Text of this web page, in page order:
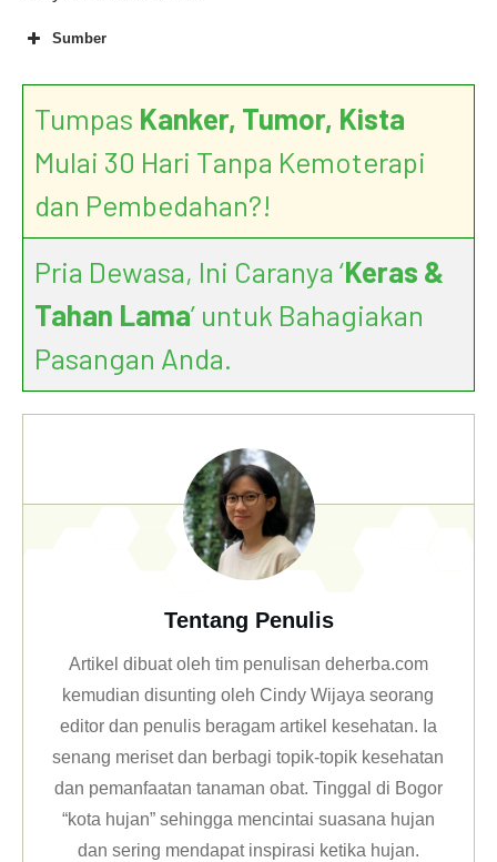
Sumber
7 Health Benefits of Sweet Corn
Best Diet Plan for Anemia
Tumpas Kanker, Tumor, Kista
Mulai 30 Hari Tanpa Kemoterapi
dan Pembedahan?!
Pria Dewasa, Ini Caranya ‘Keras &
Tahan Lama’ untuk Bahagiakan
Pasangan Anda.
Tentang Penulis
Artikel dibuat oleh tim penulisan deherba.com
kemudian disunting oleh Cindy Wijaya seorang
editor dan penulis beragam artikel kesehatan. Ia
senang meriset dan berbagi topik-topik kesehatan
dan pemanfaatan tanaman obat. Tinggal di Bogor
“kota hujan” sehingga mencintai suasana hujan
dan sering mendapat inspirasi ketika hujan.